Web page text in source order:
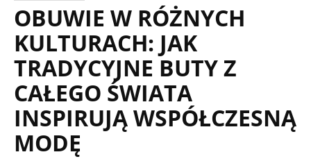
OBUWIE W RÓŻNYCH
KULTURACH: JAK
TRADYCYJNE BUTY Z
CAŁEGO ŚWIATA
INSPIRUJĄ WSPÓŁCZESNĄ
MODĘ